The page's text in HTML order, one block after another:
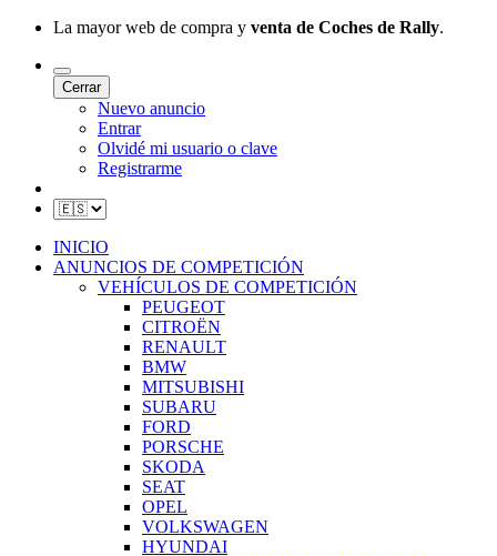
La mayor web de compra y venta de Coches de Rally.
Cerrar
Nuevo anuncio
Entrar
Olvidé mi usuario o clave
Registrarme
INICIO
ANUNCIOS DE COMPETICIÓN
VEHÍCULOS DE COMPETICIÓN
PEUGEOT
CITROËN
RENAULT
BMW
MITSUBISHI
SUBARU
FORD
PORSCHE
SKODA
SEAT
OPEL
VOLKSWAGEN
HYUNDAI